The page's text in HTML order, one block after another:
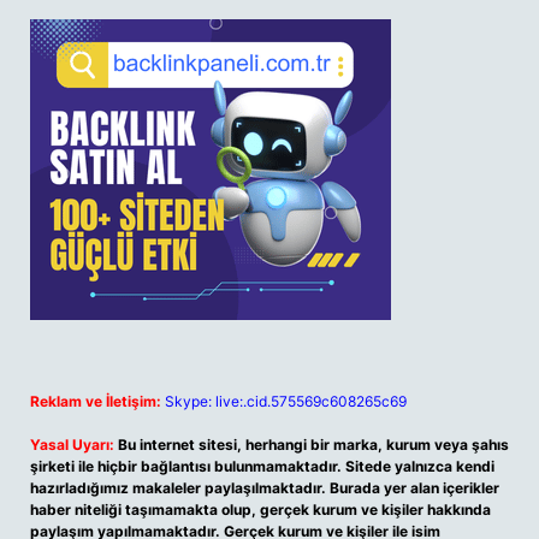
Reklam ve İletişim: Skype: live:.cid.575569c608265c69
Yasal Uyarı: Bu internet sitesi, herhangi bir marka, kurum veya şahıs
şirketi ile hiçbir bağlantısı bulunmamaktadır. Sitede yalnızca kendi
hazırladığımız makaleler paylaşılmaktadır. Burada yer alan içerikler
haber niteliği taşımamakta olup, gerçek kurum ve kişiler hakkında
paylaşım yapılmamaktadır. Gerçek kurum ve kişiler ile isim